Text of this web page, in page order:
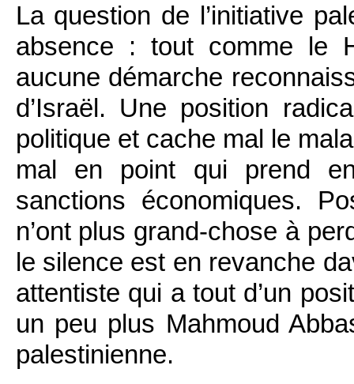
La question de l’initiative
absence : tout comme le
aucune démarche
d’Israël. Une position
politique et cache mal le
mal en point qui prend
sanctions économiques.
n’ont plus grand-chose à
le silence est en revanche
attentiste qui a tout d’un
un peu plus Mahmoud
palestinienne.